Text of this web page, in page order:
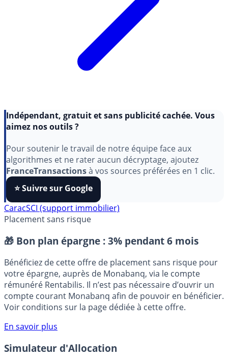
aimez nos outils ?
Pour soutenir le travail de notre équipe face aux
algorithmes et ne rater aucun décryptage, ajoutez
FranceTransactionsà vos sources préférées en 1 clic.
⭐️ Suivre sur Google
Placement sans risque
🎁 Bon plan épargne : 3% pendant 6 mois
Bénéficiez de cette offre de placement sans risque pour
votre épargne, auprès de Monabanq, via le compte
rémunéré Rentabilis. Il n’est pas nécessaire d’ouvrir un
Voir conditions sur la page dédiée à cette offre.
En savoir plus